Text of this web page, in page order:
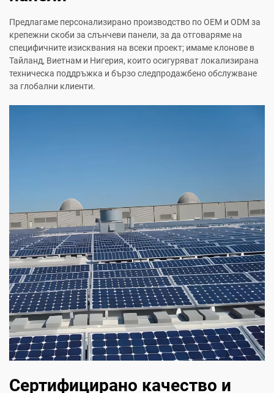
Предлагаме персонализирано производство по OEM и ODM за
крепежни скоби за слънчеви панели, за да отговаряме на
специфичните изисквания на всеки проект; имаме клонове в
Тайланд, Виетнам и Нигерия, които осигуряват локализирана
техническа поддръжка и бързо следпродажбено обслужване
за глобални клиенти.
Сертифицирано качество и